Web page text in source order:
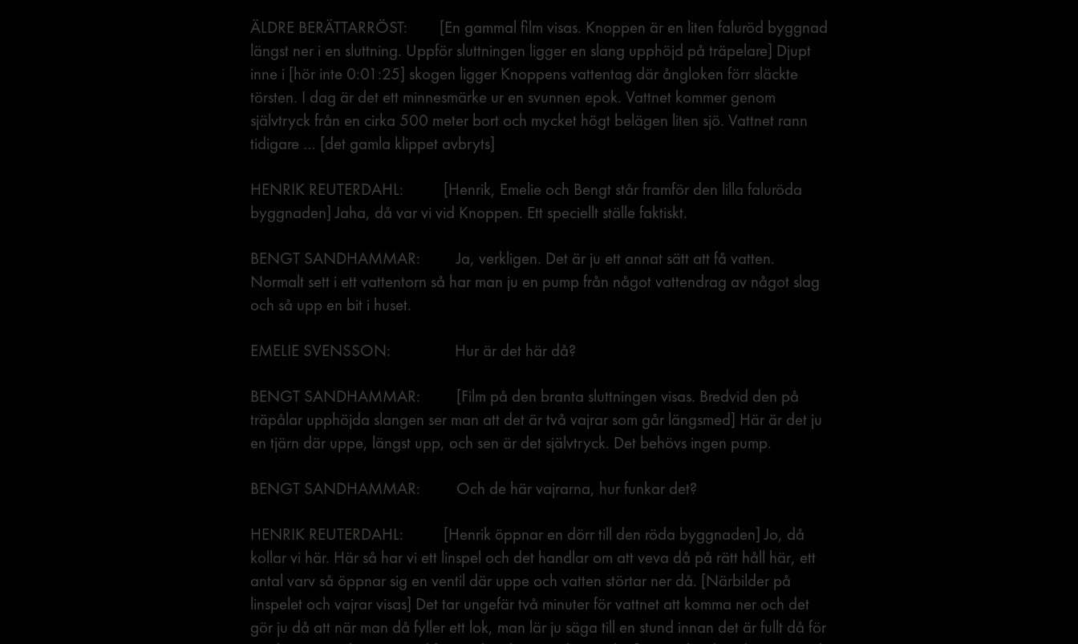
ÄLDRE BERÄTTARRÖST: [En gammal film visas. Knoppen är en liten faluröd byggnad
längst ner i en sluttning. Uppför sluttningen ligger en slang upphöjd på träpelare] Djupt
inne i [hör inte 0:01:25] skogen ligger Knoppens vattentag där ångloken förr släckte
törsten. I dag är det ett minnesmärke ur en svunnen epok. Vattnet kommer genom
självtryck från en cirka 500 meter bort och mycket högt belägen liten sjö. Vattnet rann
tidigare … [det gamla klippet avbryts]
HENRIK REUTERDAHL: [Henrik, Emelie och Bengt står framför den lilla faluröda
byggnaden] Jaha, då var vi vid Knoppen. Ett speciellt ställe faktiskt.
BENGT SANDHAMMAR: Ja, verkligen. Det är ju ett annat sätt att få vatten.
Normalt sett i ett vattentorn så har man ju en pump från något vattendrag av något slag
och så upp en bit i huset.
EMELIE SVENSSON: Hur är det här då?
BENGT SANDHAMMAR: [Film på den branta sluttningen visas. Bredvid den på
träpålar upphöjda slangen ser man att det är två vajrar som går längsmed] Här är det ju
en tjärn där uppe, längst upp, och sen är det självtryck. Det behövs ingen pump.
BENGT SANDHAMMAR: Och de här vajrarna, hur funkar det?
HENRIK REUTERDAHL: [Henrik öppnar en dörr till den röda byggnaden] Jo, då
kollar vi här. Här så har vi ett linspel och det handlar om att veva då på rätt håll här, ett
antal varv så öppnar sig en ventil där uppe och vatten störtar ner då. [Närbilder på
linspelet och vajrar visas] Det tar ungefär två minuter för vattnet att komma ner och det
gör ju då att när man då fyller ett lok, man lär ju säga till en stund innan det är fullt då för